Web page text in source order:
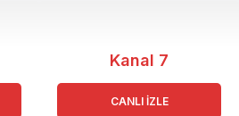
Kanal 7
CANLI İZLE